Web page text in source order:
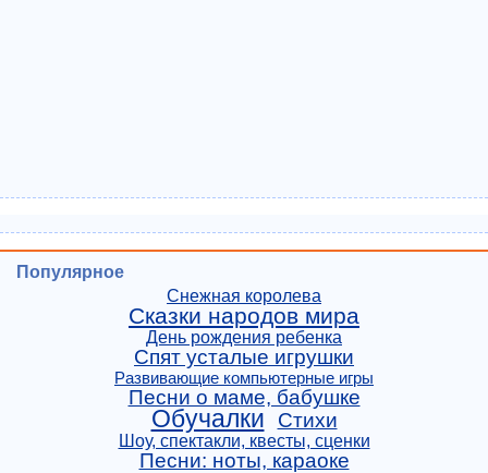
Популярное
Снежная королева
Сказки народов мира
День рождения ребенка
Спят усталые игрушки
Развивающие компьютерные игры
Песни о маме, бабушке
Обучалки Стихи
Шоу, спектакли, квесты, сценки
Песни: ноты, караоке